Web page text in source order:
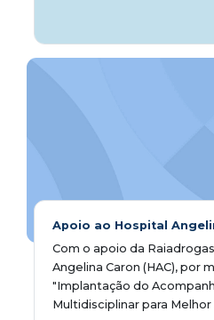
Apoio ao Hospital
Com o apoio da
Angelina Caron (HAC), por
"Implantação do
Multidisciplinar para Melhor